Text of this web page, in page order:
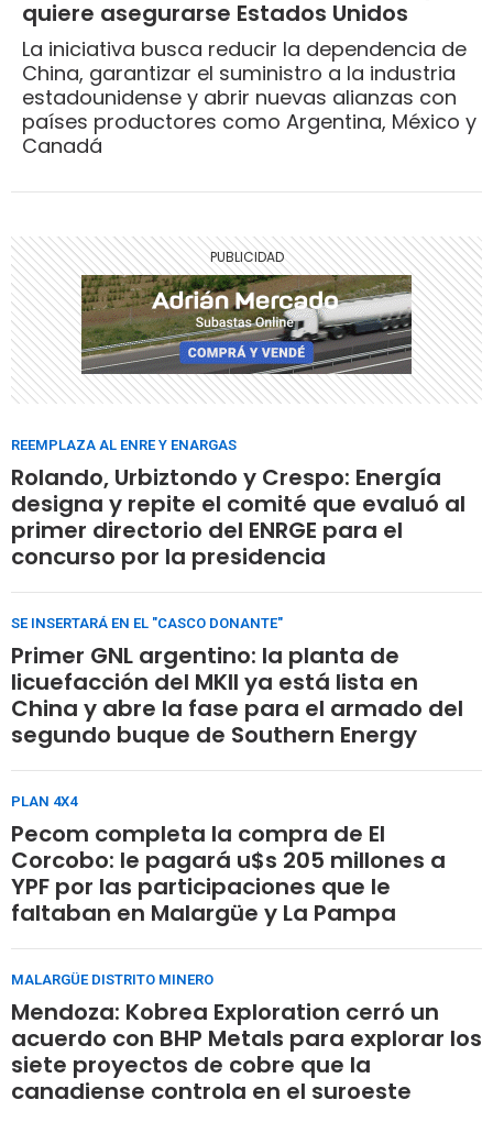
quiere asegurarse Estados Unidos
La iniciativa busca reducir la dependencia de
China, garantizar el suministro a la industria
estadounidense y abrir nuevas alianzas con
países productores como Argentina, México y
Canadá
REEMPLAZA AL ENRE Y ENARGAS
Rolando, Urbiztondo y Crespo: Energía
designa y repite el comité que evaluó al
primer directorio del ENRGE para el
concurso por la presidencia
SE INSERTARÁ EN EL "CASCO DONANTE"
Primer GNL argentino: la planta de
licuefacción del MKII ya está lista en
China y abre la fase para el armado del
segundo buque de Southern Energy
PLAN 4X4
Pecom completa la compra de El
Corcobo: le pagará u$s 205 millones a
YPF por las participaciones que le
faltaban en Malargüe y La Pampa
MALARGÜE DISTRITO MINERO
Mendoza: Kobrea Exploration cerró un
acuerdo con BHP Metals para explorar los
siete proyectos de cobre que la
canadiense controla en el suroeste